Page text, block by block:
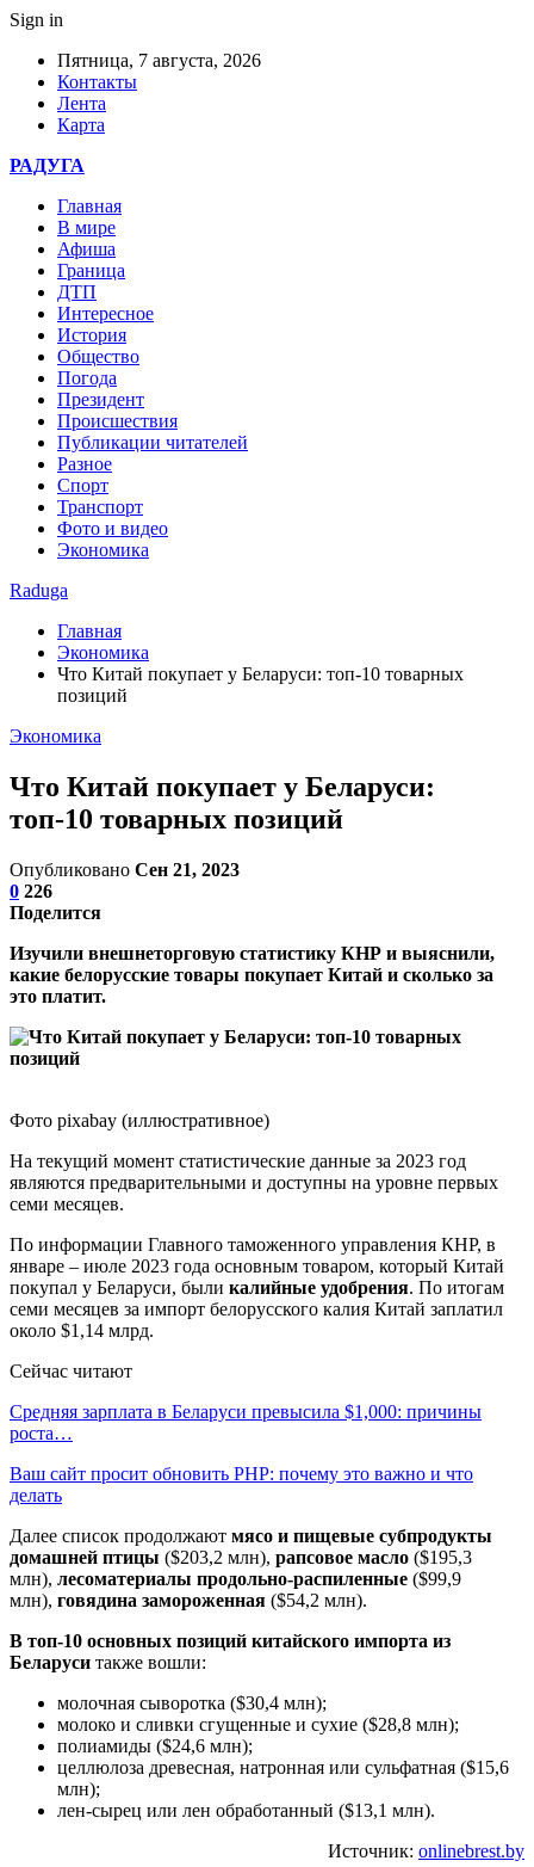
Sign in
Пятница, 7 августа, 2026
Контакты
Лента
Карта
РАДУГА
Главная
В мире
Афиша
Граница
ДТП
Интересное
История
Общество
Погода
Президент
Происшествия
Публикации читателей
Разное
Спорт
Транспорт
Фото и видео
Экономика
Raduga
Главная
Экономика
Что Китай покупает у Беларуси: топ-10 товарных
позиций
Экономика
Что Китай покупает у Беларуси:
топ-10 товарных позиций
Опубликовано Сен 21, 2023
0 226
Поделится
Изучили внешнеторговую статистику КНР и выяснили,
какие белорусские товары покупает Китай и сколько за
это платит.
Фото pixabay (иллюстративное)
На текущий момент статистические данные за 2023 год
являются предварительными и доступны на уровне первых
семи месяцев.
По информации Главного таможенного управления КНР, в
январе – июле 2023 года основным товаром, который Китай
покупал у Беларуси, были калийные удобрения. По итогам
семи месяцев за импорт белорусского калия Китай заплатил
около $1,14 млрд.
Сейчас читают
Средняя зарплата в Беларуси превысила $1,000: причины
роста…
Ваш сайт просит обновить PHP: почему это важно и что
делать
Далее список продолжают мясо и пищевые субпродукты
домашней птицы ($203,2 млн), рапсовое масло ($195,3
млн), лесоматериалы продольно-распиленные ($99,9
млн), говядина замороженная ($54,2 млн).
В топ-10 основных позиций китайского импорта из
Беларуси также вошли:
молочная сыворотка ($30,4 млн);
молоко и сливки сгущенные и сухие ($28,8 млн);
полиамиды ($24,6 млн);
целлюлоза древесная, натронная или сульфатная ($15,6
млн);
лен-сырец или лен обработанный ($13,1 млн).
Источник: onlinebrest.by